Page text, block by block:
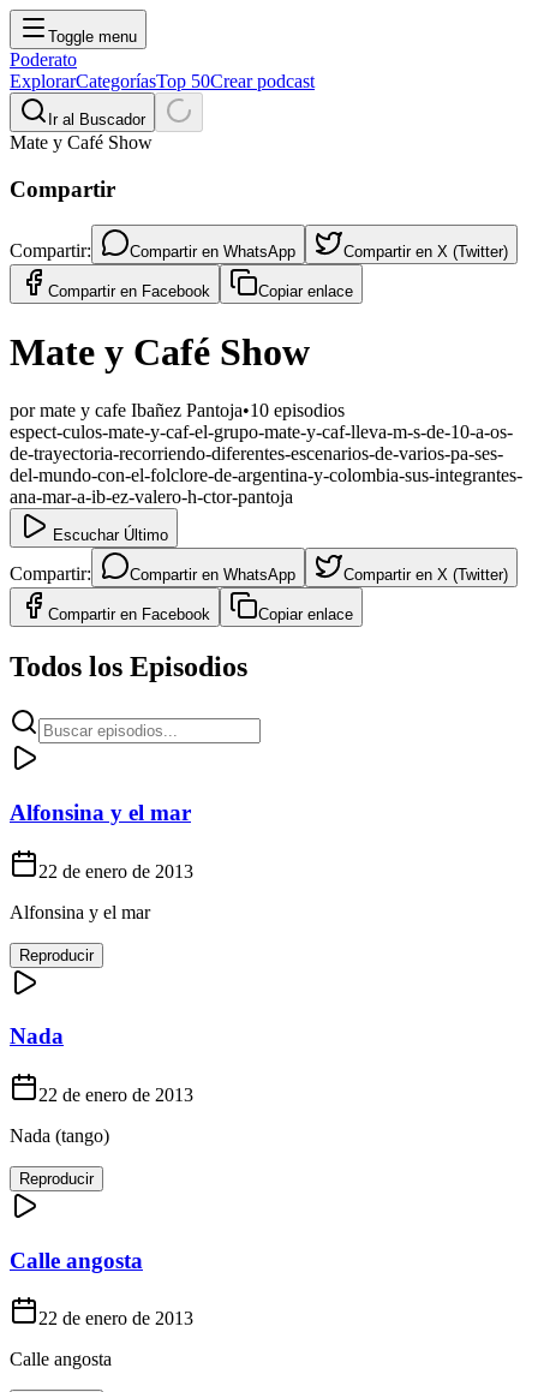
Toggle menu
Poderato
ExplorarCategoríasTop 50Crear podcast
Ir al Buscador
Mate y Café Show
Compartir
Compartir: Compartir en WhatsApp Compartir en X (Twitter)
Compartir en Facebook Copiar enlace
Mate y Café Show
pormate y cafe Ibañez Pantoja•10 episodios
espect-culos-mate-y-caf-el-grupo-mate-y-caf-lleva-m-s-de-10-a-os-
de-trayectoria-recorriendo-diferentes-escenarios-de-varios-pa-ses-
del-mundo-con-el-folclore-de-argentina-y-colombia-sus-integrantes-
ana-mar-a-ib-ez-valero-h-ctor-pantoja
Escuchar Último
Compartir: Compartir en WhatsApp Compartir en X (Twitter)
Compartir en Facebook Copiar enlace
Todos los Episodios
Alfonsina y el mar
22 de enero de 2013
Alfonsina y el mar
Reproducir
Nada
22 de enero de 2013
Nada (tango)
Reproducir
Calle angosta
22 de enero de 2013
Calle angosta